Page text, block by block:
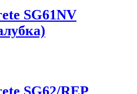
SG61NV
SG62/REP